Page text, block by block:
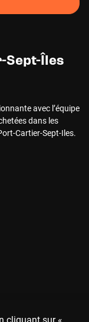
Îles
avec l’équipe
dans les
Cartier-Sept-Iles.